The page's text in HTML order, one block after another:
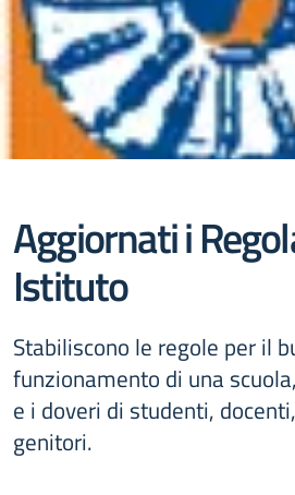
Aggiornati i
Istituto
Stabiliscono le regole per il
funzionamento di una
e i doveri di studenti,
genitori.